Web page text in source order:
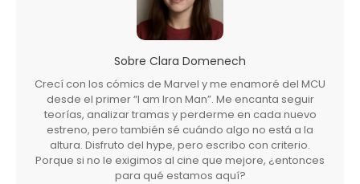
Sobre Clara Domenech
Crecí con los cómics de Marvel y me enamoré del MCU
desde el primer “I am Iron Man”. Me encanta seguir
teorías, analizar tramas y perderme en cada nuevo
estreno, pero también sé cuándo algo no está a la
altura. Disfruto del hype, pero escribo con criterio.
Porque si no le exigimos al cine que mejore, ¿entonces
para qué estamos aquí?